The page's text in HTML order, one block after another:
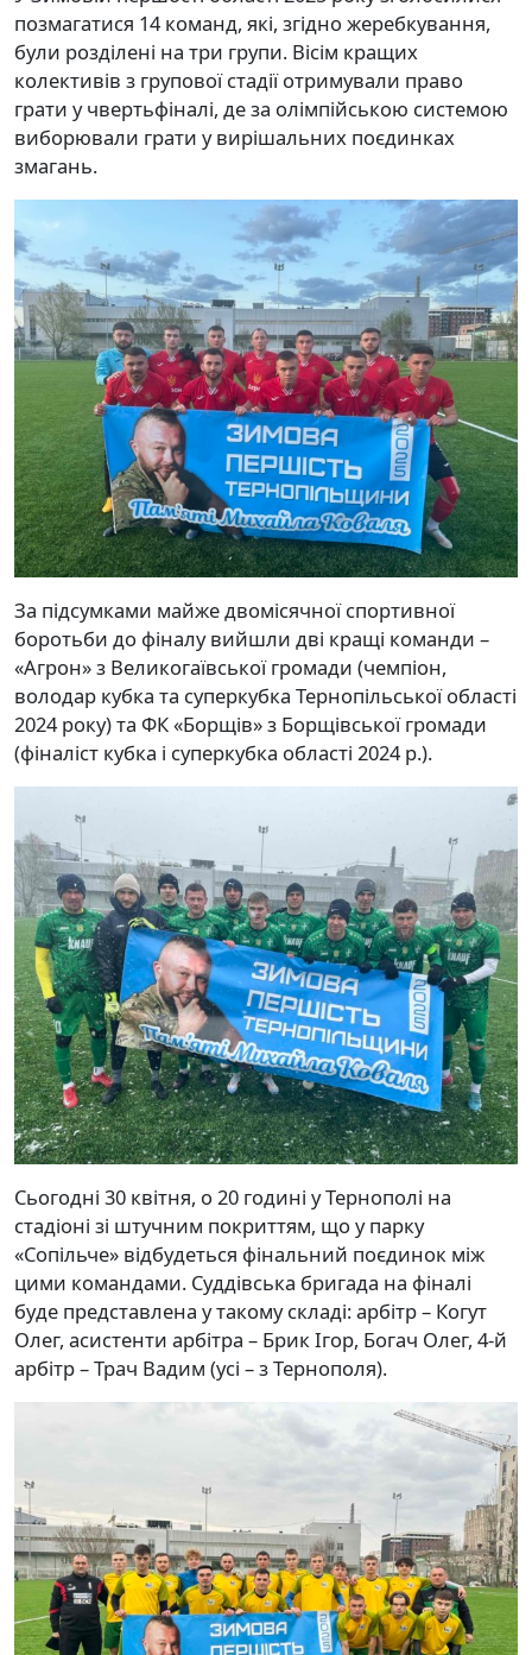
позмагатися 14 команд, які, згідно жеребкування,
були розділені на три групи. Вісім кращих
колективів з групової стадії отримували право
грати у чвертьфіналі, де за олімпійською системою
виборювали грати у вирішальних поєдинках
змагань.
За підсумками майже двомісячної спортивної
боротьби до фіналу вийшли дві кращі команди –
«Агрон» з Великогаївської громади (чемпіон,
володар кубка та суперкубка Тернопільської області
2024 року) та ФК «Борщів» з Борщівської громади
(фіналіст кубка і суперкубка області 2024 р.).
Сьогодні 30 квітня, о 20 годині у Тернополі на
стадіоні зі штучним покриттям, що у парку
«Сопільче» відбудеться фінальний поєдинок між
цими командами. Суддівська бригада на фіналі
буде представлена у такому складі: арбітр – Когут
Олег, асистенти арбітра – Брик Ігор, Богач Олег, 4-й
арбітр – Трач Вадим (усі – з Тернополя).